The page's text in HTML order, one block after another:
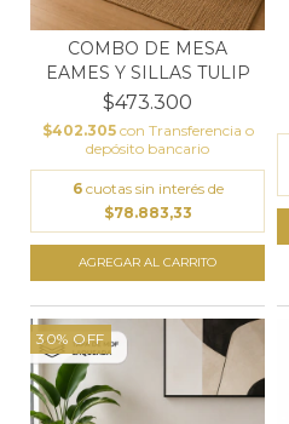
COMBO DE MESA
EAMES Y SILLAS TULIP
$473.300
$402.305 con Transferencia o
depósito bancario
6 cuotas sin interés de
$78.883,33
30% OFF